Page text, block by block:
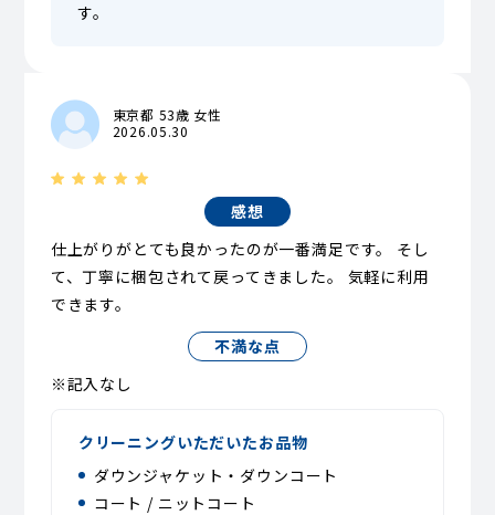
す。
東京都 53歳 女性
2026.05.30
感想
仕上がりがとても良かったのが一番満足です。 そし
て、丁寧に梱包されて戻ってきました。 気軽に利用
できます。
不満な点
※記入なし
クリーニングいただいたお品物
ダウンジャケット・ダウンコート
コート / ニットコート